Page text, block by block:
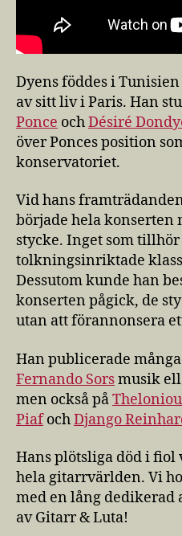
Dyens föddes i
av sitt liv i Paris. Han
Ponce ochDésiré
över Ponces position
konservatoriet.
Vid hans
började hela konserten
stycke. Inget som
tolkningsinriktade
Dessutom kunde han
konserten pågick, de
utan att förannonsera
Han publicerade
Fernando Sorsmusik
men också på
PiafochDjango
Hans plötsliga död i fiol
hela gitarrvärlden. Vi
med en lång
av Gitarr & Luta!